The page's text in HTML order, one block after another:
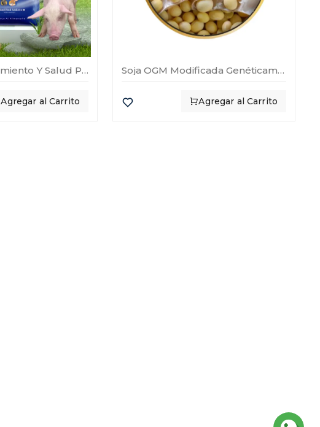
Aditivo De Crecimiento Y Salud Para Cerdos Antar
Agregar al Carrito
Soja OGM Modificada Genéticamente
Agregar al Carrito